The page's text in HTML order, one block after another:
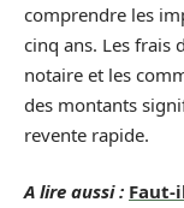
comprendre les
cinq ans. Les frais
notaire et les
des montants
revente rapide.
A lire aussi : Faut-